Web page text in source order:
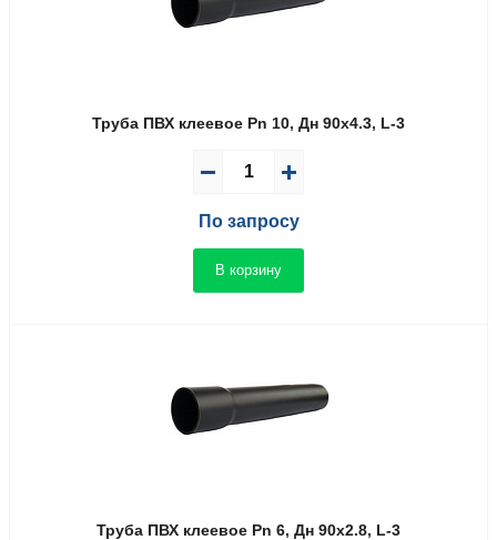
Труба ПВХ клеевое Pn 10, Дн 90х4.3, L-3
По запросу
В корзину
Труба ПВХ клеевое Pn 6, Дн 90х2.8, L-3